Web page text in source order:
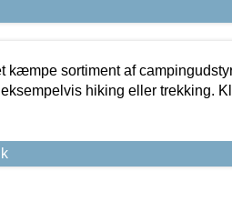
kæmpe sortiment af
hiking eller trekking.